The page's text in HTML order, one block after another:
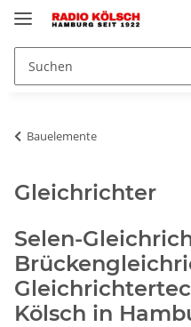
Bauelemente
Gleichrichter
Selen-
Kölsch in